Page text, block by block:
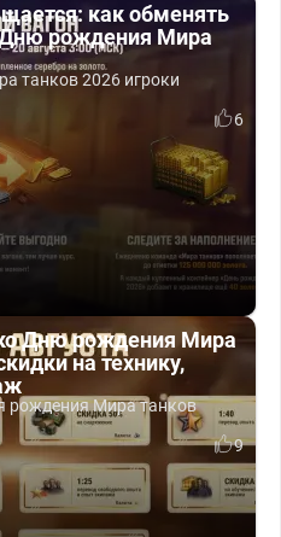
как обменять
Дню рождения Мира
танков 2026 игроки
6
Дню рождения Мира
на технику,
рождения Мира танков
9